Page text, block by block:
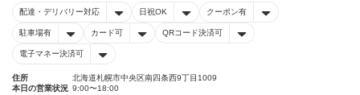
配達・デリバリー対応 日祝OK クーポン有
駐車場有 カード可 QRコード決済可
電子マネー決済可
住所
北海道札幌市中央区南四条西9丁目1009
本日の営業状況 9:00〜18:00